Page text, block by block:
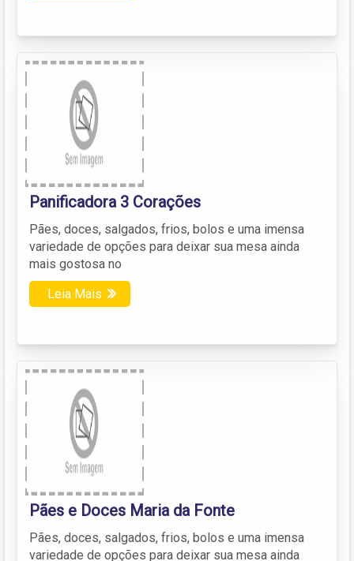
Panificadora 3 Corações
Pães, doces, salgados, frios, bolos e uma imensa
variedade de opções para deixar sua mesa ainda
mais gostosa no
Leia Mais
Pães e Doces Maria da Fonte
Pães, doces, salgados, frios, bolos e uma imensa
variedade de opções para deixar sua mesa ainda